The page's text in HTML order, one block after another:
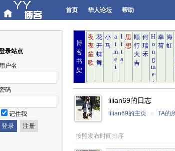
首页 华人论坛 帮助
录站点
用户名
码
记住我
博
客
书
架
lilian69的日志
lilian69的主页 » TA的
按照发布时间排序